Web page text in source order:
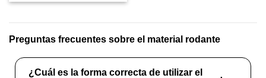
Preguntas frecuentes sobre el material rodante
¿Cuál es la forma correcta de utilizar el